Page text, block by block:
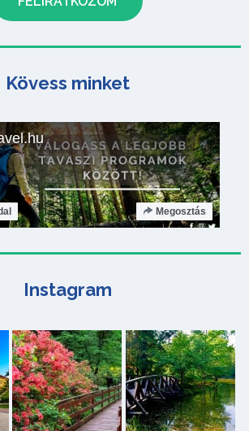
Kövess minket
Megosztás
Instagram